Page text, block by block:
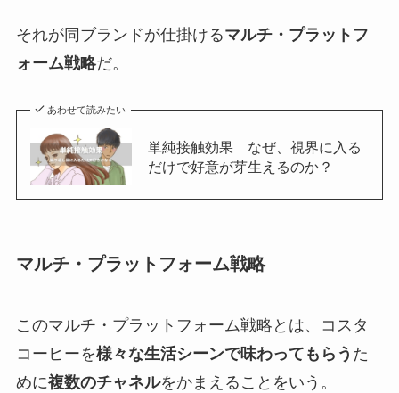
それが同ブランドが仕掛けるマルチ・プラットフ
ォーム戦略だ。
あわせて読みたい
単純接触効果 なぜ、視界に入る
だけで好意が芽生えるのか？
マルチ・プラットフォーム戦略
このマルチ・プラットフォーム戦略とは、コスタ
コーヒーを様々な生活シーンで味わってもらう た
めに複数のチャネルをかまえることをいう。